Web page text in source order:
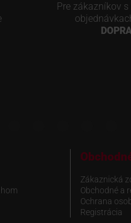
Pre zákazníkov
Zákaznická
Obchodné a
Ochrana
Registrácia